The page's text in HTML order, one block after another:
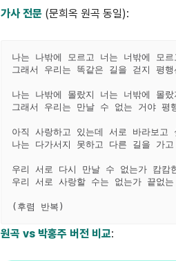
가사 전문 (문희옥 원곡 동일):
나는 나밖에 모르고 너는 너밖에 모
그래서 우리는 똑같은 길을 걷지 평
나는 나밖에 몰랐지 너는 너밖에 몰
그래서 우리는 만날 수 없는 거야 평
아직 사랑하고 있는데 서로 바라보
나는 다가서지 못하고 다른 길을 가
우리 서로 다시 만날 수 없는가 캄캄
우리 서로 사랑할 수는 없는가 끝없
원곡 vs 박홍주 버전 비교: